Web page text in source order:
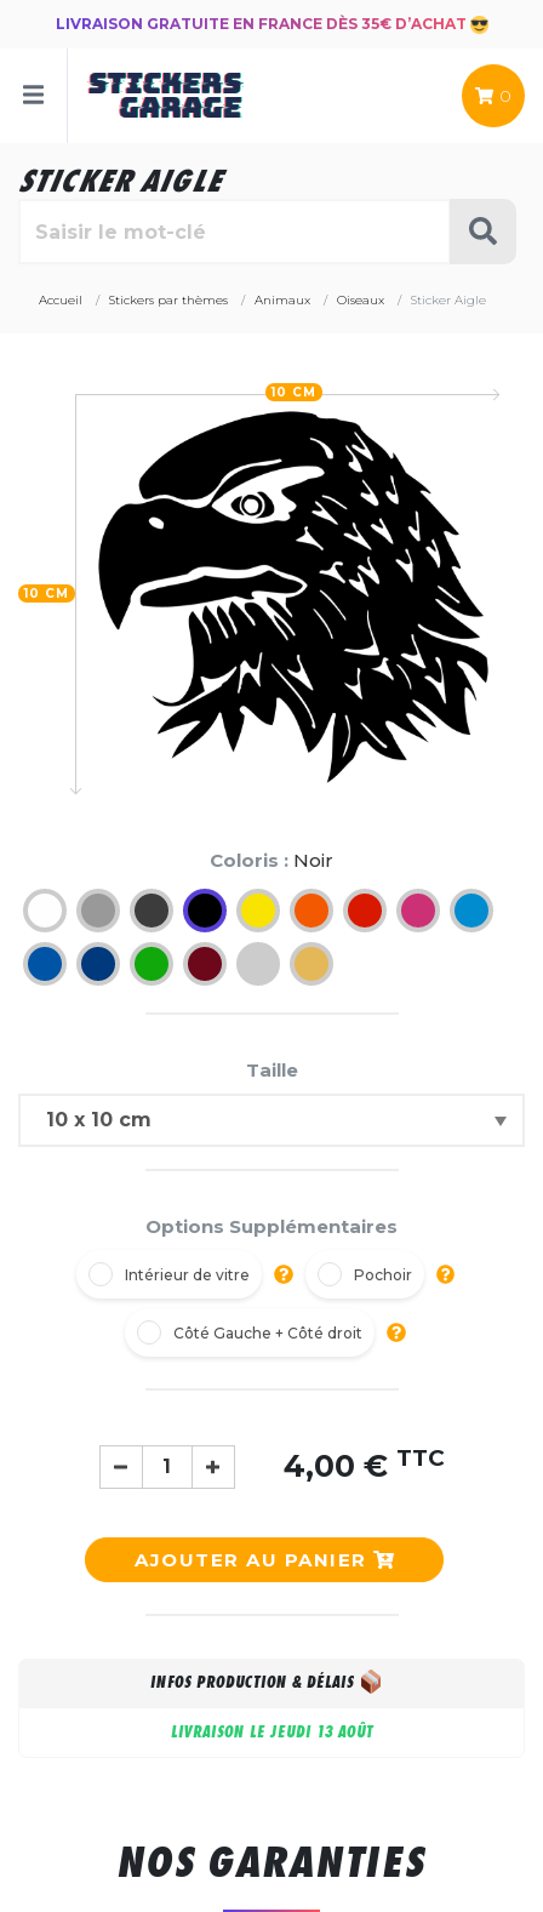
LIVRAISON GRATUITE EN FRANCE DÈS 35€ D’ACHAT
0
STICKER AIGLE
Accueil Stickers par thèmes Animaux Oiseaux Sticker Aigle
10 CM
10 CM
Coloris : Noir
Taille
Options Supplémentaires
Intérieur de vitre Pochoir
Côté Gauche + Côté droit
4,00 € TTC
AJOUTER AU PANIER
INFOS PRODUCTION & DÉLAIS
LIVRAISON LEJEUDI 13 AOÛT
NOS GARANTIES